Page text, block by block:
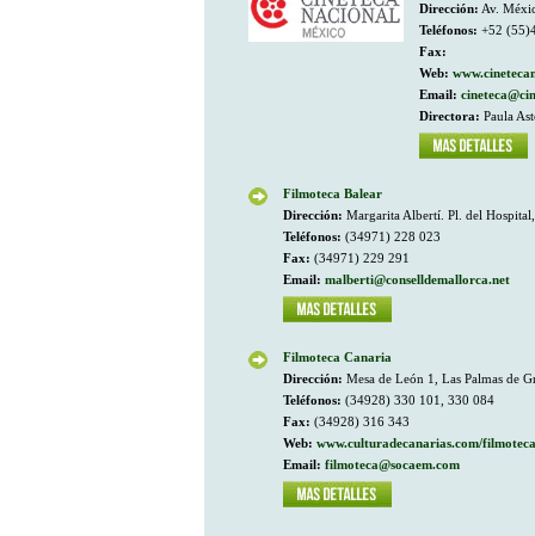
Dirección: Av.
Teléfonos: +52
Fax:
Web:
Email:
Directora: Paula
Filmoteca Balear
Dirección: Margarita Albertí. Pl. del Hospital,
Teléfonos: (34971) 228 023
Fax: (34971) 229 291
Email: malberti@conselldemallorca.net
Filmoteca Canaria
Dirección: Mesa de León 1, Las Palmas de
Teléfonos: (34928) 330 101, 330 084
Fax: (34928) 316 343
Web: www.culturadecanarias.com/filmoteca
Email: filmoteca@socaem.com